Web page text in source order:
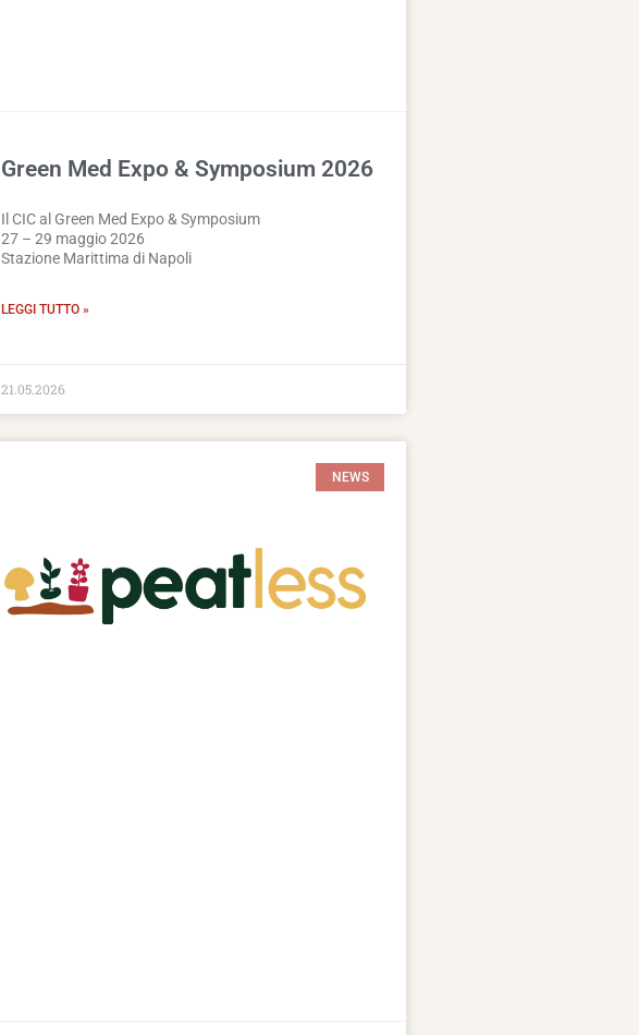
Green Med Expo & Symposium 2026
Il CIC al Green Med Expo & Symposium
27 – 29 maggio 2026
Stazione Marittima di Napoli
LEGGI TUTTO »
21.05.2026
NEWS